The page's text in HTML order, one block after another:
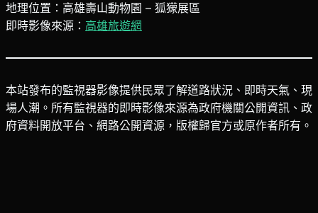
地理位置：高雄壽山動物園 – 狐獴展區
即時影像來源： 高雄旅遊網
本站發布的監視器影像提供民眾了解道路狀況、即時天氣、現
場人潮。所有監視器的即時影像來源為政府機關公開資訊、政
府資料開放平台、網路公開資源，版權歸官方或原作者所有。